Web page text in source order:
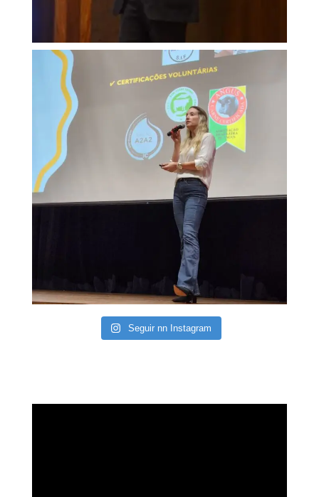
Seguir nn Instagram